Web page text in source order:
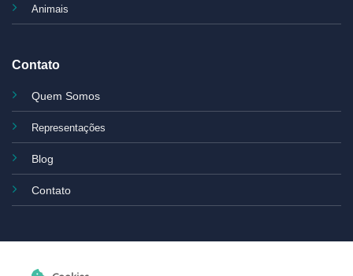
Animais
Contato
Quem Somos
Representações
Blog
Contato